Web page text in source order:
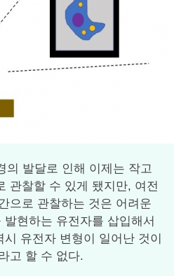
의 발달로 인해 이제는 작고
관찰할 수 있게 됐지만, 여전
으로 관찰하는 것은 어려운
현하는 유전자를 삽입해서
유전자 변형이 일어난 것이
고 할 수 없다.